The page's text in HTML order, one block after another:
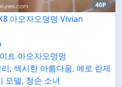
40P
아오자오멍멍 Vivian
트 아오자오멍멍
, 섹시한 아름다움, 에로 란제
모델, 청순 소녀